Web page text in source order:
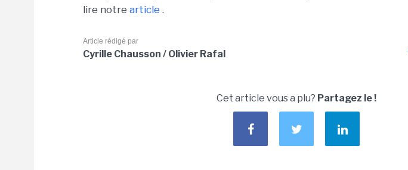
lire notre article .
Article rédigé par
Cyrille Chausson / Olivier Rafal
Cet article vous a plu? Partagez le !